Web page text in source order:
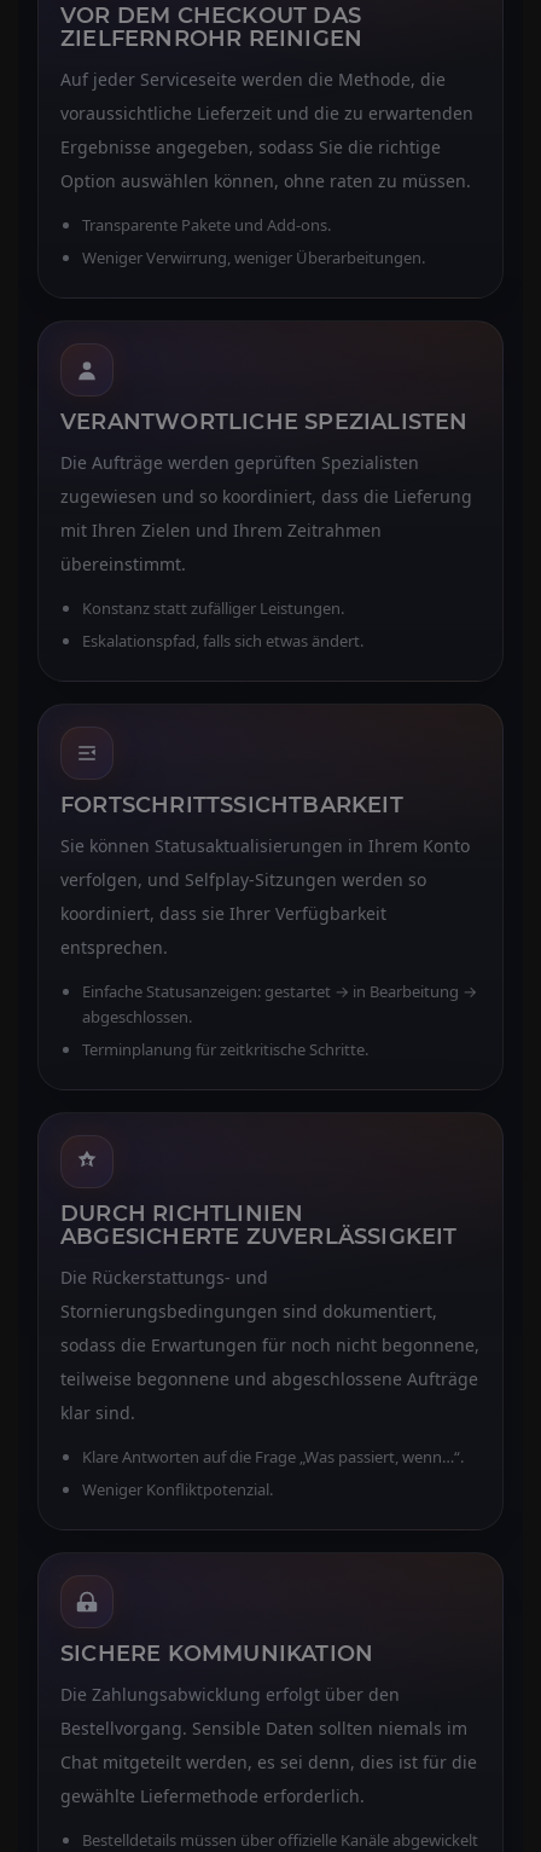
VOR DEM CHECKOUT DAS
ZIELFERNROHR REINIGEN
Auf jeder Serviceseite werden die Methode, die
voraussichtliche Lieferzeit und die zu erwartenden
Ergebnisse angegeben, sodass Sie die richtige
Option auswählen können, ohne raten zu müssen.
Transparente Pakete und Add-ons.
Weniger Verwirrung, weniger Überarbeitungen.
VERANTWORTLICHE SPEZIALISTEN
Die Aufträge werden geprüften Spezialisten
zugewiesen und so koordiniert, dass die Lieferung
mit Ihren Zielen und Ihrem Zeitrahmen
übereinstimmt.
Konstanz statt zufälliger Leistungen.
Eskalationspfad, falls sich etwas ändert.
FORTSCHRITTSSICHTBARKEIT
Sie können Statusaktualisierungen in Ihrem Konto
verfolgen, und Selfplay-Sitzungen werden so
koordiniert, dass sie Ihrer Verfügbarkeit
entsprechen.
Einfache Statusanzeigen: gestartet → in Bearbeitung →
abgeschlossen.
Terminplanung für zeitkritische Schritte.
DURCH RICHTLINIEN
ABGESICHERTE ZUVERLÄSSIGKEIT
Die Rückerstattungs- und
Stornierungsbedingungen sind dokumentiert,
sodass die Erwartungen für noch nicht begonnene,
teilweise begonnene und abgeschlossene Aufträge
klar sind.
Klare Antworten auf die Frage „Was passiert, wenn…“.
Weniger Konfliktpotenzial.
SICHERE KOMMUNIKATION
Die Zahlungsabwicklung erfolgt über den
Bestellvorgang. Sensible Daten sollten niemals im
Chat mitgeteilt werden, es sei denn, dies ist für die
gewählte Liefermethode erforderlich.
Bestelldetails müssen über offizielle Kanäle abgewickelt